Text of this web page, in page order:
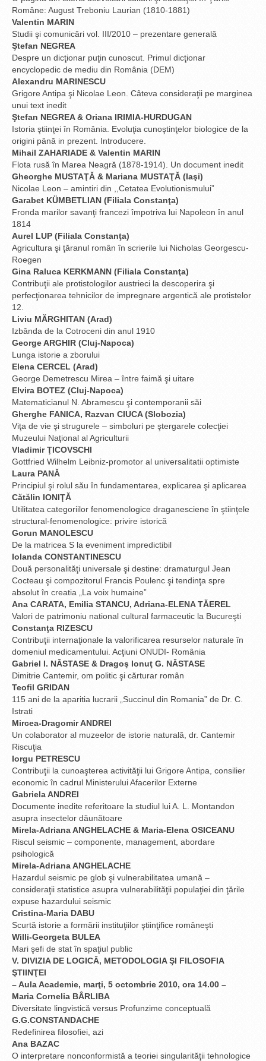
Române: August Treboniu Laurian (1810-1881)
Valentin MARIN
Studii şi comunicări vol. III/2010 – prezentare generală
Ştefan NEGREA
Despre un dicţionar puţin cunoscut. Primul dicţionar
encyclopedic de mediu din România (DEM)
Alexandru MARINESCU
Grigore Antipa şi Nicolae Leon. Câteva consideraţii pe marginea
unui text inedit
Ştefan NEGREA & Oriana IRIMIA-HURDUGAN
Istoria ştiinţei în România. Evoluţia cunoştinţelor biologice de la
origini până in prezent. Introducere.
Mihail ZAHARIADE & Valentin MARIN
Flota rusă în Marea Neagră (1878-1914). Un document inedit
Gheorghe MUSTAŢĂ & Mariana MUSTAŢĂ (Iaşi)
Nicolae Leon – amintiri din ,,Cetatea Evolutionismului”
Garabet KÜMBETLIAN (Filiala Constanţa)
Fronda marilor savanţi francezi împotriva lui Napoleon în anul
1814
Aurel LUP (Filiala Constanţa)
Agricultura şi ţăranul român în scrierile lui Nicholas Georgescu-
Roegen
Gina Raluca KERKMANN (Filiala Constanţa)
Contribuţii ale protistologilor austrieci la descoperira şi
perfecţionarea tehnicilor de impregnare argentică ale protistelor
12.
Liviu MĂRGHITAN (Arad)
Izbânda de la Cotroceni din anul 1910
George ARGHIR (Cluj-Napoca)
Lunga istorie a zborului
Elena CERCEL (Arad)
George Demetrescu Mirea – între faimă şi uitare
Elvira BOTEZ (Cluj-Napoca)
Matematicianul N. Abramescu şi contemporanii săi
Gherghe FANICA, Razvan CIUCA (Slobozia)
Viţa de vie şi strugurele – simboluri pe ştergarele colecţiei
Muzeului Naţional al Agriculturii
Vladimir ŢICOVSCHI
Gottfried Wilhelm Leibniz-promotor al universalitatii optimiste
Laura PANĂ
Principiul şi rolul său în fundamentarea, explicarea şi aplicarea
Cătălin IONIŢĂ
Utilitatea categoriilor fenomenologice draganesciene în ştiinţele
structural-fenomenologice: privire istorică
Gorun MANOLESCU
De la matricea S la eveniment impredictibil
Iolanda CONSTANTINESCU
Două personalităţi universale şi destine: dramaturgul Jean
Cocteau şi compozitorul Francis Poulenc şi tendinţa spre
absolut în creatia „La voix humaine”
Ana CARATA, Emilia STANCU, Adriana-ELENA TĂEREL
Valori de patrimoniu national cultural farmaceutic la Bucureşti
Constanţa RIZESCU
Contribuţii internaţionale la valorificarea resurselor naturale în
domeniul medicamentului. Acţiuni ONUDI- România
Gabriel I. NĂSTASE & Dragoş Ionuţ G. NĂSTASE
Dimitrie Cantemir, om politic şi cărturar român
Teofil GRIDAN
115 ani de la aparitia lucrarii „Succinul din Romania” de Dr. C.
Istrati
Mircea-Dragomir ANDREI
Un colaborator al muzeelor de istorie naturală, dr. Cantemir
Riscuţia
Iorgu PETRESCU
Contribuţii la cunoaşterea activităţii lui Grigore Antipa, consilier
economic în cadrul Ministerului Afacerilor Externe
Gabriela ANDREI
Documente inedite referitoare la studiul lui A. L. Montandon
asupra insectelor dăunătoare
Mirela-Adriana ANGHELACHE & Maria-Elena OSICEANU
Riscul seismic – componente, management, abordare
psihologică
Mirela-Adriana ANGHELACHE
Hazardul seismic pe glob şi vulnerabilitatea umană –
consideraţii statistice asupra vulnerabilităţii populaţiei din ţările
expuse hazardului seismic
Cristina-Maria DABU
Scurtă istorie a formării instituţiilor ştiinţifice româneşti
Willi-Georgeta BULEA
Mari şefi de stat în spaţiul public
V. DIVIZIA DE LOGICĂ, METODOLOGIA ŞI FILOSOFIA
ŞTIINŢEI
– Aula Academie, marţi, 5 octombrie 2010, ora 14.00 –
Maria Cornelia BÂRLIBA
Diversitate lingvistică versus Profunzime conceptuală
G.G.CONSTANDACHE
Redefinirea filosofiei, azi
Ana BAZAC
O interpretare nonconformistă a teoriei singularităţii tehnologice